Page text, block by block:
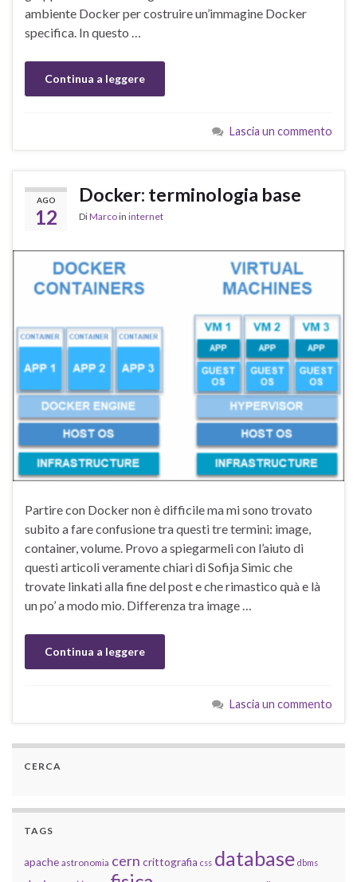
ambiente Docker per costruire un’immagine Docker
specifica. In questo …
Continua a leggere
Lascia un commento
AGO
12
Docker: terminologia base
DiMarcoin internet
Partire con Docker non è difficile ma mi sono trovato
subito a fare confusione tra questi tre termini: image,
container, volume. Provo a spiegarmeli con l’aiuto di
questi articoli veramente chiari di Sofija Simic che
trovate linkati alla fine del post e che rimastico quà e là
un po’ a modo mio. Differenza tra image …
Continua a leggere
Lascia un commento
CERCA
TAGS
apache astronomia cern crittografia css database dbms